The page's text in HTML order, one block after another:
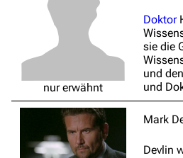
nur erwähnt
Doktor
sie die
und
und
Mark
Devlin